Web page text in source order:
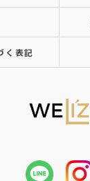
く表記